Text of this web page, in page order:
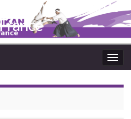
Yoshinkaï de